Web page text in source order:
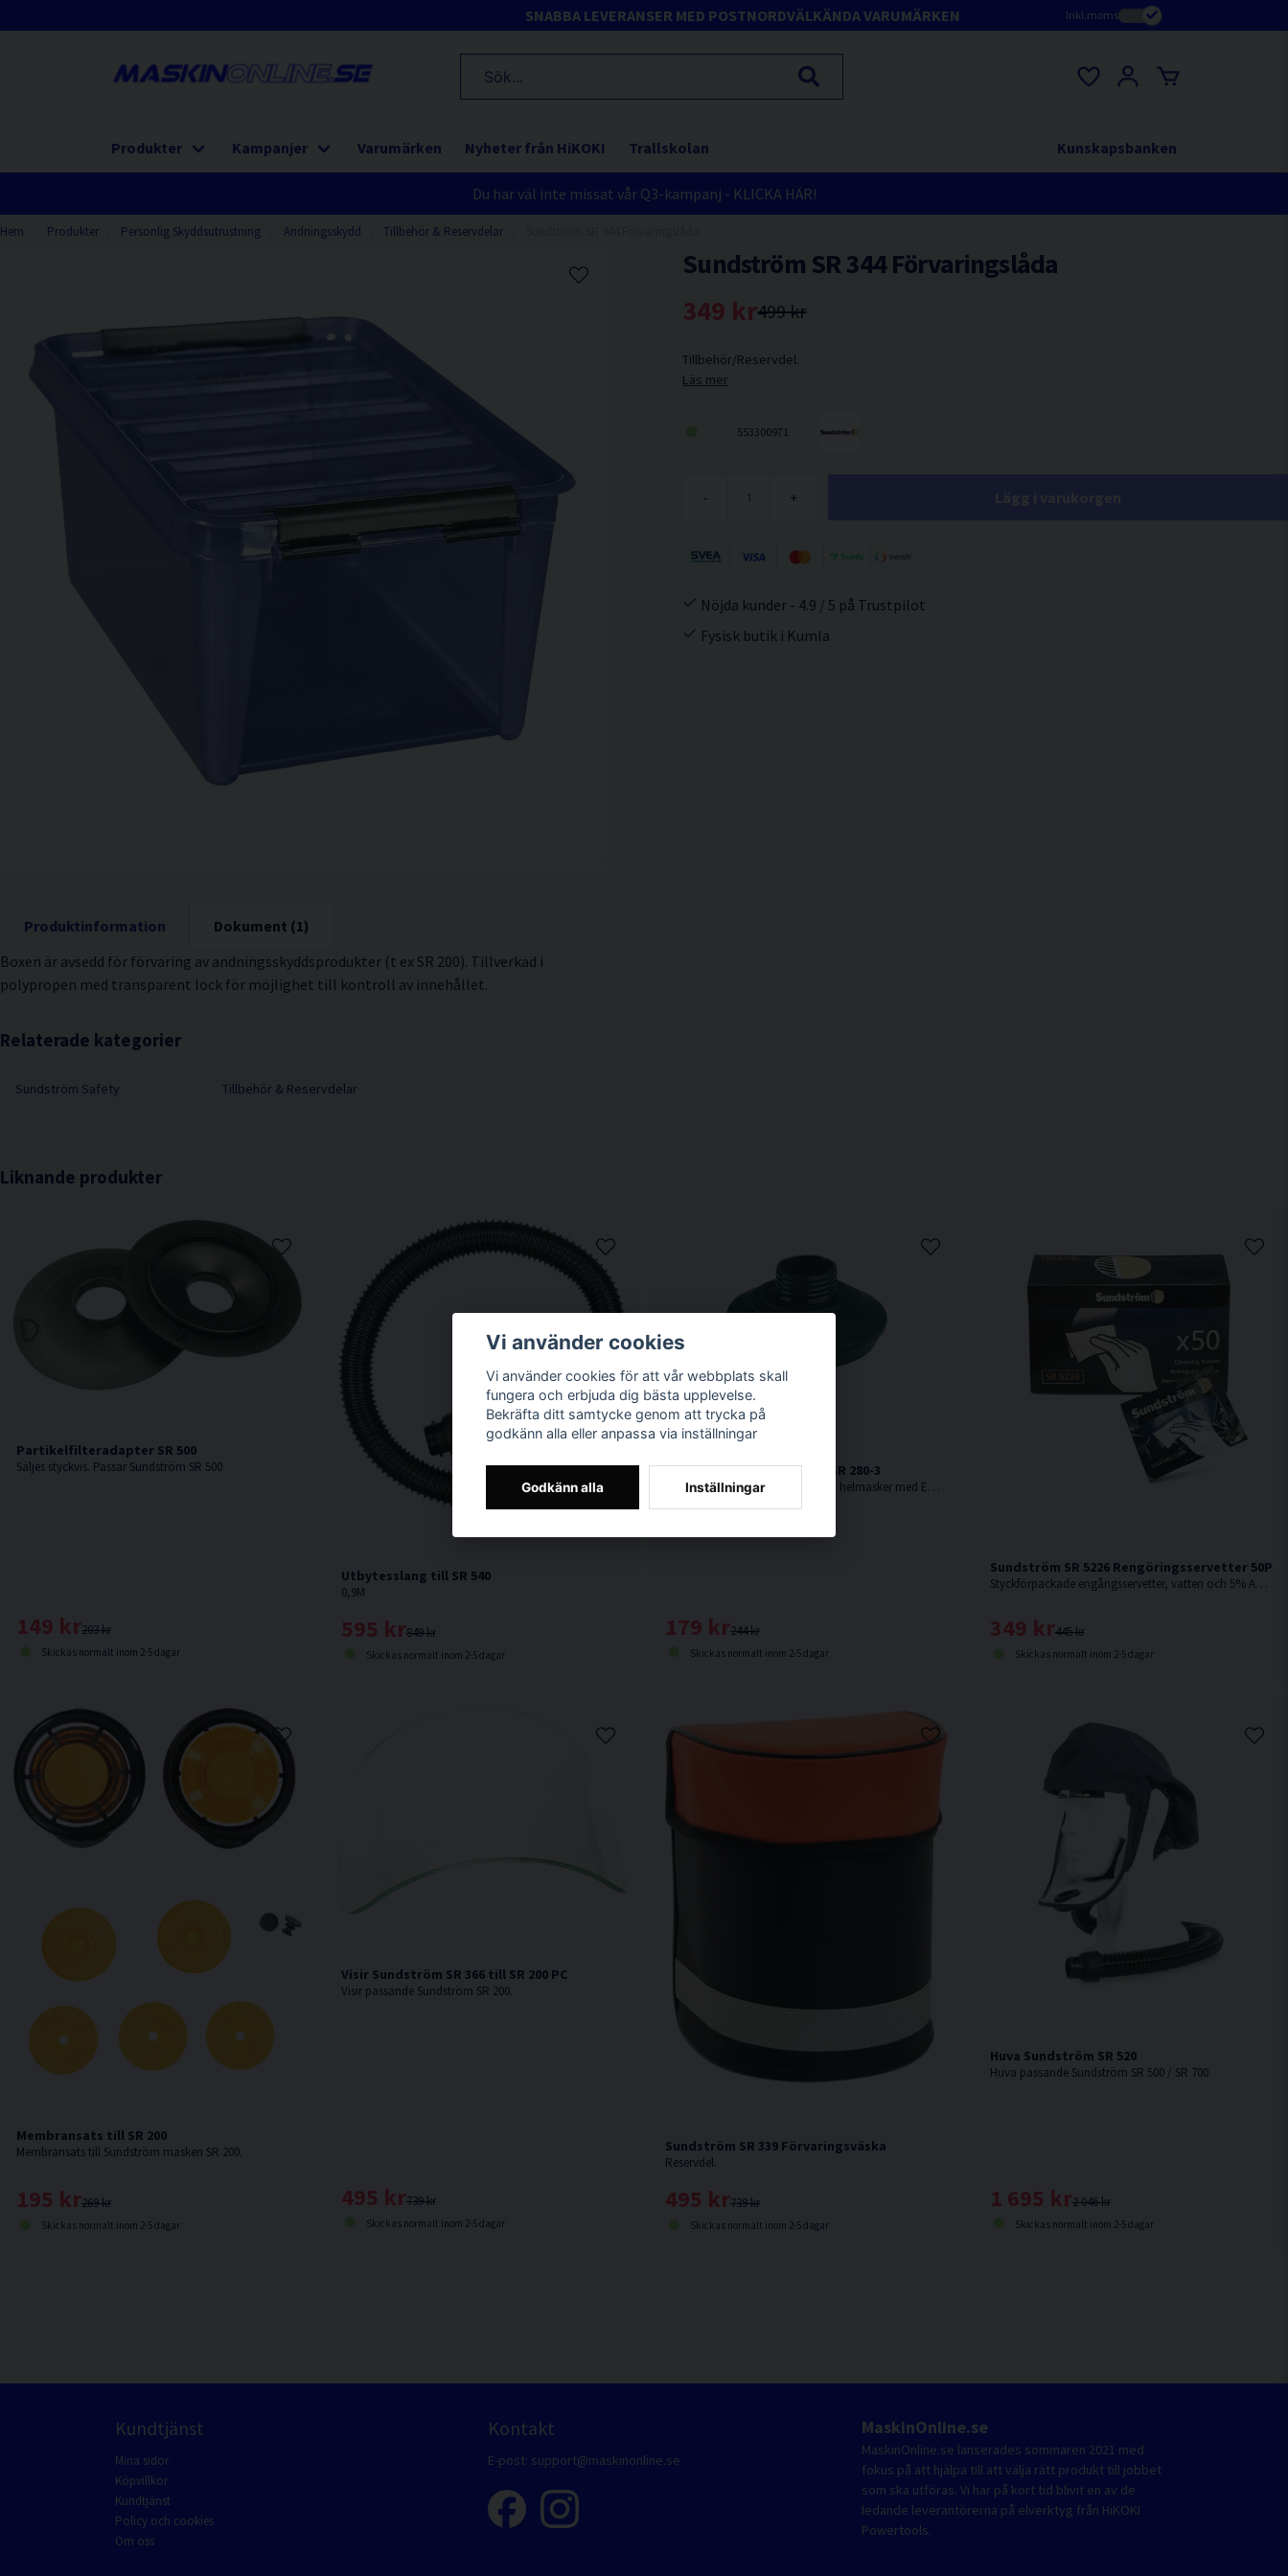
SNABBA LEVERANSER MED POSTNORDVÄLKÄNDA VARUMÄRKEN Inkl.moms
Produkter Kampanjer Varumärken Nyheter från HiKOKI Trallskolan Kunskapsbanken
Du har väl inte missat vår Q3-kampanj - KLICKA HÄR!
Hem Produkter Personlig Skyddsutrustning Andningsskydd Tillbehör & Reservdelar
Produktinformation
Dokument (1)
Boxen är avsedd för förvaring av andningsskyddsprodukter (t ex SR 200). Tillverkad i
polypropen med transparent lock för möjlighet till kontroll av innehållet.
Relaterade kategorier
Sundström Safety Tillbehör & Reservdelar
Sundström SR 344 Förvaringslåda
499 kr
349 kr
Tillbehör/Reservdel.
Läs mer
553300971
- +
Nöjda kunder - 4.9 / 5 på Trustpilot
Fysisk butik i Kumla
Liknande produkter
Partikelfilteradapter SR 500
Säljes styckvis. Passar Sundström SR 500
203 kr
149 kr
Skickas normalt inom 2-5 dagar
Utbytesslang till SR 540
0,9M
849 kr
595 kr
Skickas normalt inom 2-5 dagar
Filteradapter Sundström SR 280-3
SR 280-3 är avsedd att monteras i helmasker med EN 148-1-gänga för att möjliggöra användning av Sundströms filter. Levereras med förfilterhållare.
244 kr
179 kr
Skickas normalt inom 2-5 dagar
Sundström SR 5226 Rengöringsservetter 50P
Styckförpackade engångsservetter, vatten och 5% Anjon- och Nonjontensider.
445 kr
349 kr
Skickas normalt inom 2-5 dagar
Membransats till SR 200
Membransats till Sundström masken SR 200.
269 kr
195 kr
Skickas normalt inom 2-5 dagar
Visir Sundström SR 366 till SR 200 PC
Visir passande Sundström SR 200.
739 kr
495 kr
Skickas normalt inom 2-5 dagar
Sundström SR 339 Förvaringsväska
Reservdel.
739 kr
495 kr
Skickas normalt inom 2-5 dagar
Huva Sundström SR 520
Huva passande Sundström SR 500 / SR 700.
2 046 kr
1 695 kr
Skickas normalt inom 2-5 dagar
Kundtjänst
Mina sidor
Köpvillkor
Kundtjänst
Policy och cookies
Om oss
Kontakt
E-post: support@maskinonline.se
MaskinOnline.se
MaskinOnline.se lanserades sommaren 2021 med
fokus på att hjälpa till att välja rätt produkt till jobbet
som ska utföras. Vi har på kort tid blivit en av de
ledande leverantörerna på elverktyg från HiKOKI
Powertools.
Vi använder cookies
Vi använder cookies för att vår webbplats skall
fungera och erbjuda dig bästa upplevelse.
Bekräfta ditt samtycke genom att trycka på
godkänn alla eller anpassa via inställningar
Godkänn alla Inställningar